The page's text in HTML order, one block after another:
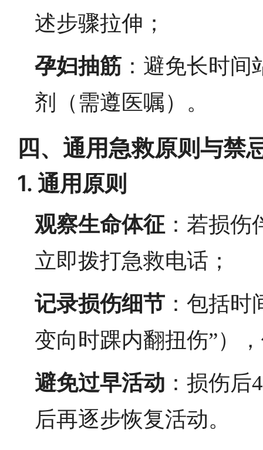
述步骤拉伸；
孕妇抽筋 ：避免长时
剂（需遵医嘱）。
四、通用急救原则与禁
1. 通用原则
观察生命体征 ：若损
立即拨打急救电话；
记录损伤细节 ：包括
变向时踝内翻扭伤”）
避免过早活动 ：损伤
后再逐步恢复活动。